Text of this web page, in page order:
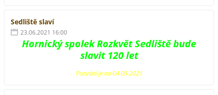
Sedliště slaví
23.06.2021 16:00
Hornický spolek Rozkvět Sedliště bude
slavit 120 let
Pozvání je na 04.09.2021